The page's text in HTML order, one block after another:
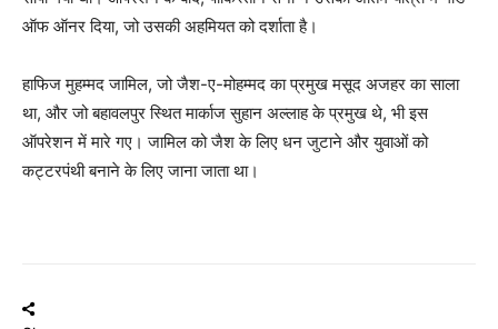
ऑफ ऑनर दिया, जो उसकी अहमियत को दर्शाता है।
हाफिज मुहम्मद जामिल, जो जैश-ए-मोहम्मद का प्रमुख मसूद अजहर का साला
था, और जो बहावलपुर स्थित मार्काज सुहान अल्लाह के प्रमुख थे, भी इस
ऑपरेशन में मारे गए। जामिल को जैश के लिए धन जुटाने और युवाओं को
कट्टरपंथी बनाने के लिए जाना जाता था।